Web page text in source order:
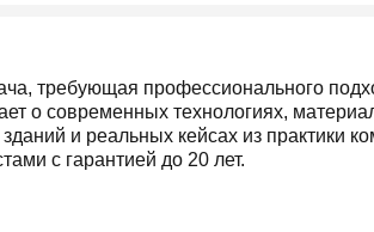
требующая профессионального
о современных технологиях,
и реальных кейсах из практики
с гарантией до 20 лет.